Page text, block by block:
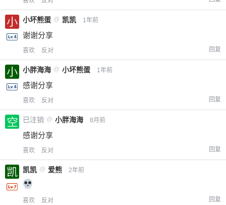
小坏熊蛋 @ 凯凯 1年前
谢谢分享
喜欢 反对 回复
小胖海海 @ 小坏熊蛋 1年前
感谢分享
喜欢 反对 回复
已注销 @ 小胖海海 8月前
感谢分享
喜欢 反对 回复
凯凯 @ 爱熊 2年前
喜欢 反对 回复